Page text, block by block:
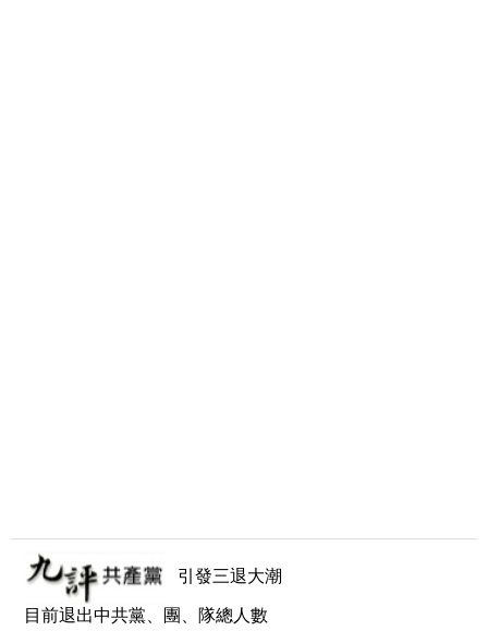
引發三退大潮
目前退出中共黨、團、隊總人數